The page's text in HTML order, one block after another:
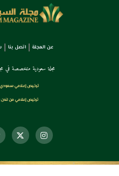
عن المجلة اتصل بنا
مجلة سعودية متخصصة في
ترخـيص إعـلامي سـعودي
ترخيص إعلامي من لندن رقم: